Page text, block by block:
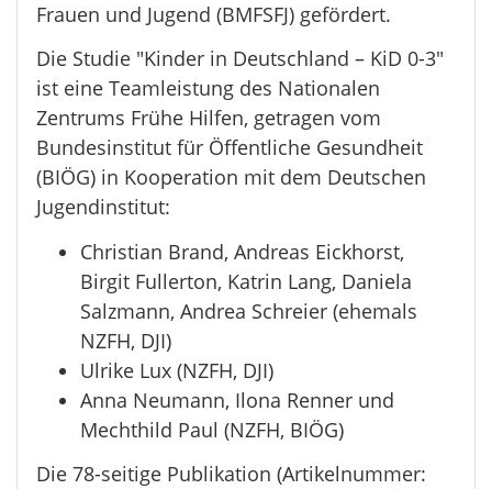
Frauen und Jugend (BMFSFJ) gefördert.
Die Studie "Kinder in Deutschland – KiD 0-3"
ist eine Teamleistung des Nationalen
Zentrums Frühe Hilfen, getragen vom
Bundesinstitut für Öffentliche Gesundheit
(BIÖG) in Kooperation mit dem Deutschen
Jugendinstitut:
Christian Brand, Andreas Eickhorst,
Birgit Fullerton, Katrin Lang, Daniela
Salzmann, Andrea Schreier (ehemals
NZFH, DJI)
Ulrike Lux (NZFH, DJI)
Anna Neumann, Ilona Renner und
Mechthild Paul (NZFH, BIÖG)
Die 78-seitige Publikation (Artikelnummer: